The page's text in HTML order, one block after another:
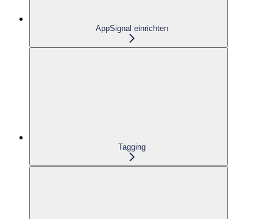
AppSignal einrichten
Tagging